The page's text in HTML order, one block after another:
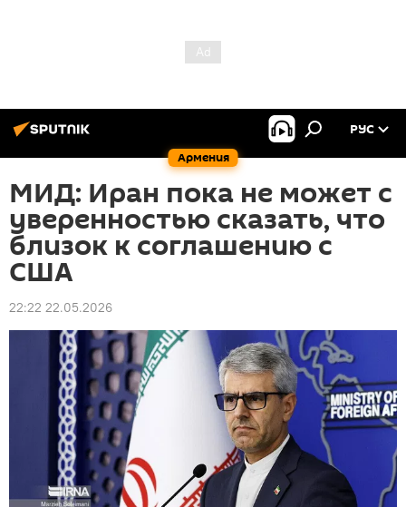
Армения
РУС
МИД: Иран пока не может с
уверенностью сказать, что
близок к соглашению с
США
22:22 22.05.2026